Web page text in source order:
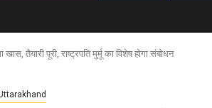
तैयारी पूरी, राष्ट्रपति मुर्मू का विशेष होगा संबोधन